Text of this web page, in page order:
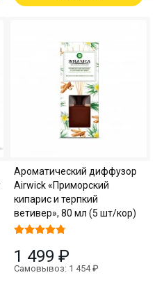
Ароматический диффузор
Airwick «Приморский
кипарис и терпкий
ветивер», 80 мл (5 шт/кор)
1 499 ₽
Самовывоз: 1 454 ₽